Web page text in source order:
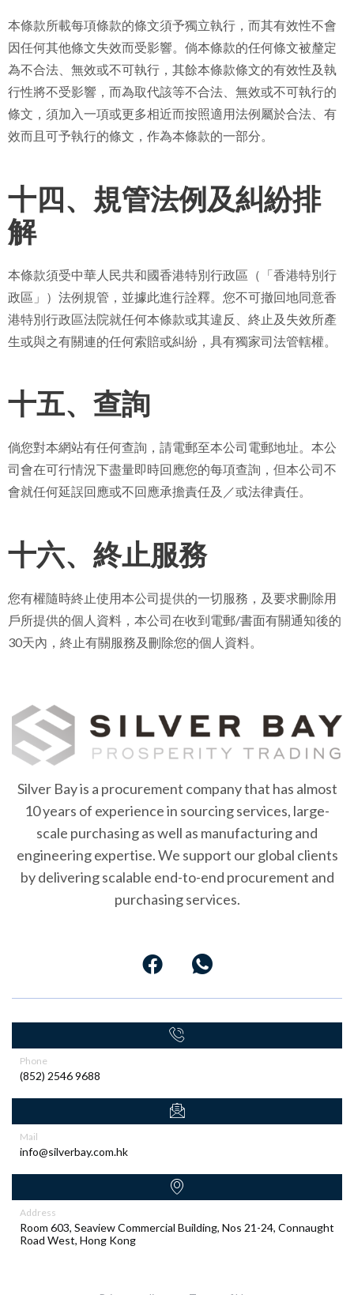
本條款所載每項條款的條文須予獨立執行，而其有效性不會
因任何其他條文失效而受影響。倘本條款的任何條文被釐定
為不合法、無效或不可執行，其餘本條款條文的有效性及執
行性將不受影響，而為取代該等不合法、無效或不可執行的
條文，須加入一項或更多相近而按照適用法例屬於合法、有
效而且可予執行的條文，作為本條款的一部分。
十四、規管法例及糾紛排
解
本條款須受中華人民共和國香港特別行政區（「香港特別行
政區」）法例規管，並據此進行詮釋。您不可撤回地同意香
港特別行政區法院就任何本條款或其違反、終止及失效所產
生或與之有關連的任何索賠或糾紛，具有獨家司法管轄權。
十五、查詢
倘您對本網站有任何查詢，請電郵至本公司電郵地址。本公
司會在可行情況下盡量即時回應您的每項查詢，但本公司不
會就任何延誤回應或不回應承擔責任及／或法律責任。
十六、終止服務
您有權隨時終止使用本公司提供的一切服務，及要求刪除用
戶所提供的個人資料，本公司在收到電郵/書面有關通知後的
30天內，終止有關服務及刪除您的個人資料。
Silver Bay is a procurement company that has almost
10 years of experience in sourcing services, large-
scale purchasing as well as manufacturing and
engineering expertise. We support our global clients
by delivering scalable end-to-end procurement and
purchasing services.
Phone
(852) 2546 9688
Mail
info@silverbay.com.hk
Address
Room 603, Seaview Commercial Building, Nos 21-24, Connaught
Road West, Hong Kong